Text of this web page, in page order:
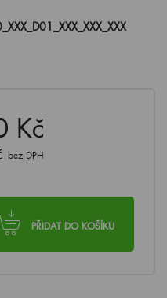
Kč
bez DPH
PŘIDAT DO KOŠÍKU